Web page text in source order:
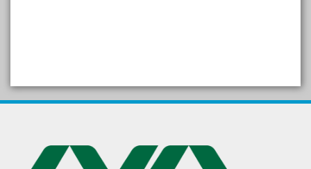
પ્રાકૃતિક કૃષિ (ખેતી)